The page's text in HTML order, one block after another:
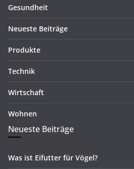
Gesundheit
Neueste Beiträge
Produkte
Technik
Wirtschaft
Wohnen
Neueste Beiträge
Was ist Eifutter für Vögel?